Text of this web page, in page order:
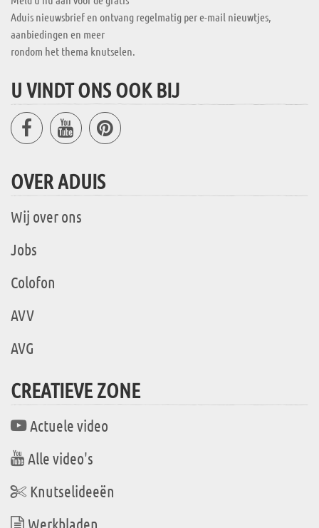
Aduis nieuwsbrief en ontvang regelmatig per e-mail nieuwtjes,
aanbiedingen en meer
rondom het thema knutselen.
U VINDT ONS OOK BIJ
OVER ADUIS
Wij over ons
Jobs
Colofon
AVV
AVG
CREATIEVE ZONE
Actuele video
Alle video's
Knutselideeën
Werkbladen